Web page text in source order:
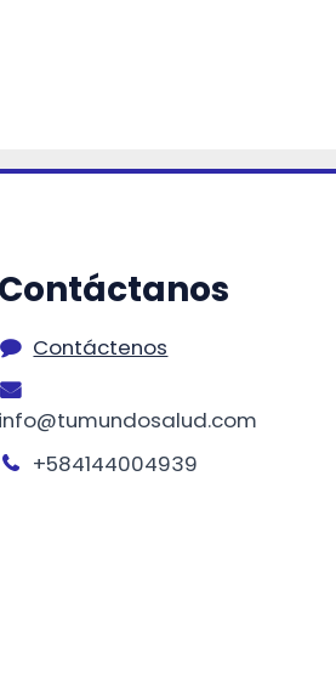
Contáctanos
Contáctenos
info@tumundosalud.com
+584144004939